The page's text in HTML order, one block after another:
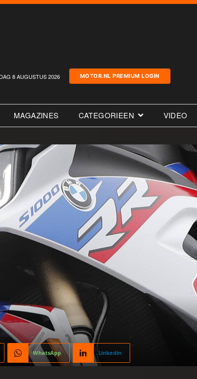
8 AUGUSTUS 2026 MOTOR.NL PREMIUM LOGIN
MAGAZINES CATEGORIEEN VIDEO
WhatsApp Linkedin